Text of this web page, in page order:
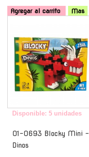
Agregar al carrito Mas
Disponible: 5 unidades
01-0693 Blocky Mini -
Dinos